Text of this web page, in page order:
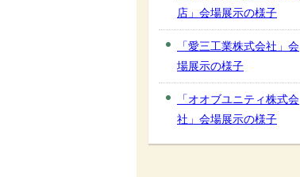
店」会場展示の様子
「愛三工業株式会社」会
場展示の様子
「オオブユニティ株式会
社」会場展示の様子